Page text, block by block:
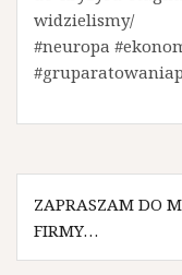
widzielismy/
#neuropa
N
a
ZAPRASZAM DO
FIRMY…